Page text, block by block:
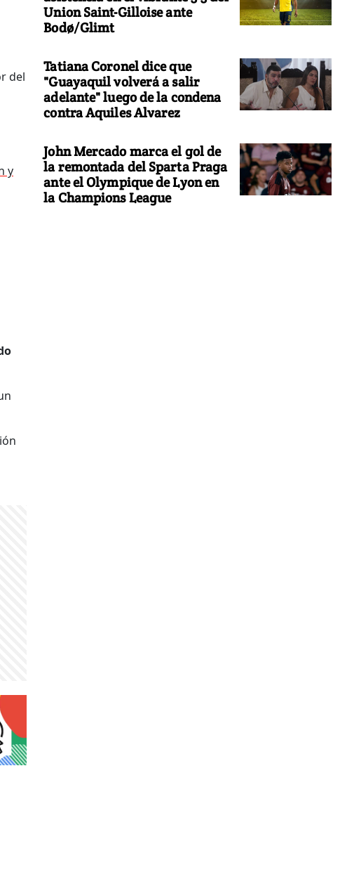
del
y
Union Saint-Gilloise ante
Bodø/Glimt
Tatiana Coronel dice que
"Guayaquil volverá a salir
adelante" luego de la condena
contra Aquiles Alvarez
John Mercado marca el gol de
la remontada del Sparta Praga
ante el Olympique de Lyon en
la Champions League